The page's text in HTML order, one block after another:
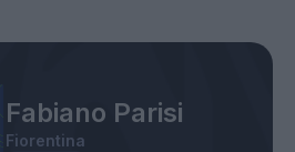
Fabiano Parisi
Fiorentina